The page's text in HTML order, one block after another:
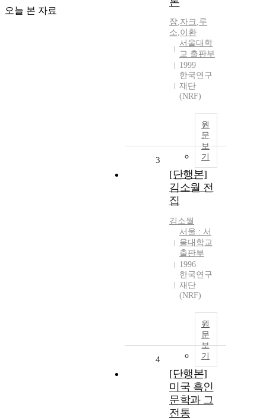
오늘 본 자료
장,자크,루
소,이환
서울대학
교 출판부
1999
한국연구
재단
(NRF)
원
문
보
기
3
[단행본]
김소월 전
집
김소월
서울 : 서
울대학교
출판부
1996
한국연구
재단
(NRF)
원
문
보
기
4
[단행본]
미국 흑인
문학과 그
전통